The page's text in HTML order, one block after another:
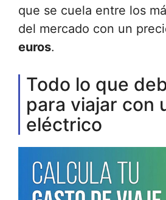
que se cuela entre los
del mercado con un
euros.
Todo lo que
para viajar con
eléctrico